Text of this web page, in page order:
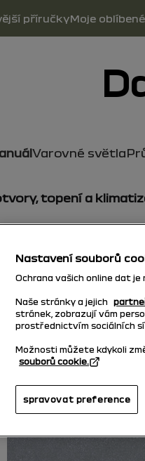
příručkyMoje oblíbené
Varovné světla
topení a
Nastavení souborů
Ochrana vašich online dat je
Naše stránky a jejich
stránek, zobrazují vám
prostřednictvím sociálních
Možnosti můžete kdykoli
souborů cookie.
spravovat preference